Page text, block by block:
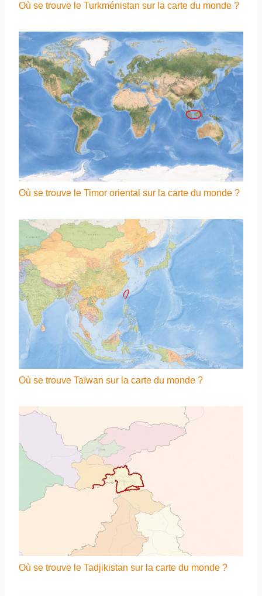
Où se trouve le Turkménistan sur la carte du monde ?
Où se trouve le Timor oriental sur la carte du monde ?
Où se trouve Taïwan sur la carte du monde ?
Où se trouve le Tadjikistan sur la carte du monde ?